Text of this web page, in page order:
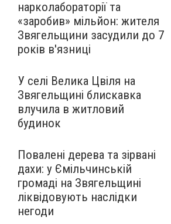
нарколабораторії та
«заробив» мільйон: жителя
Звягельщини засудили до 7
років в'язниці
У селі Велика Цвіля на
Звягельщині блискавка
влучила в житловий
будинок
Повалені дерева та зірвані
дахи: у Ємільчинській
громаді на Звягельщині
ліквідовують наслідки
негоди